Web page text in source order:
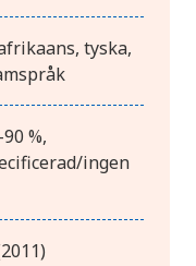
tyska,
%,
ingen